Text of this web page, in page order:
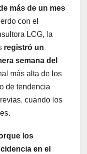
más de un mes
con el
LCG, la
registró un
semana del
más alta de los
de tendencia
cuando los
los
en el